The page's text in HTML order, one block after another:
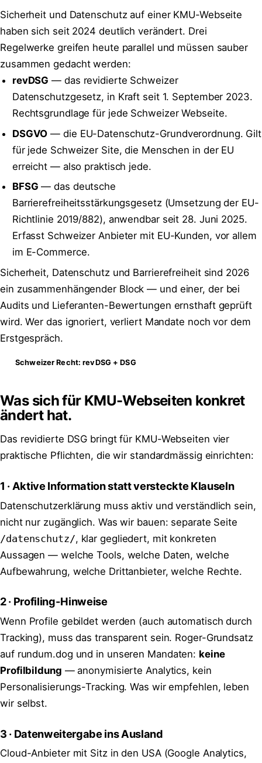
Sicherheit und Datenschutz auf einer KMU-Webseite
haben sich seit 2024 deutlich verändert. Drei
Regelwerke greifen heute parallel und müssen sauber
zusammen gedacht werden:
revDSG — das revidierte Schweizer
Datenschutzgesetz, in Kraft seit 1. September 2023.
Rechtsgrundlage für jede Schweizer Webseite.
DSGVO — die EU-Datenschutz-Grundverordnung. Gilt
für jede Schweizer Site, die Menschen in der EU
erreicht — also praktisch jede.
BFSG — das deutsche
Barrierefreiheitsstärkungsgesetz (Umsetzung der EU-
Richtlinie 2019/882), anwendbar seit 28. Juni 2025.
Erfasst Schweizer Anbieter mit EU-Kunden, vor allem
im E-Commerce.
Sicherheit, Datenschutz und Barrierefreiheit sind 2026
ein zusammenhängender Block — und einer, der bei
Audits und Lieferanten-Bewertungen ernsthaft geprüft
wird. Wer das ignoriert, verliert Mandate noch vor dem
Erstgespräch.
Schweizer Recht: revDSG + DSG
Was sich für KMU-Webseiten konkret
ändert hat.
Das revidierte DSG bringt für KMU-Webseiten vier
praktische Pflichten, die wir standardmässig einrichten:
1 · Aktive Information statt versteckte Klauseln
Datenschutzerklärung muss aktiv und verständlich sein,
nicht nur zugänglich. Was wir bauen: separate Seite
/datenschutz/, klar gegliedert, mit konkreten
Aussagen — welche Tools, welche Daten, welche
Aufbewahrung, welche Drittanbieter, welche Rechte.
2 · Profiling-Hinweise
Wenn Profile gebildet werden (auch automatisch durch
Tracking), muss das transparent sein. Roger-Grundsatz
auf rundum.dog und in unseren Mandaten: keine
Profilbildung — anonymisierte Analytics, kein
Personalisierungs-Tracking. Was wir empfehlen, leben
wir selbst.
3 · Datenweitergabe ins Ausland
Cloud-Anbieter mit Sitz in den USA (Google Analytics,